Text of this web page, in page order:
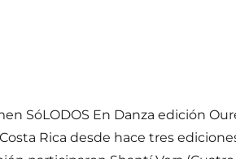
SóLODOS En Danza edición
Rica desde hace tres